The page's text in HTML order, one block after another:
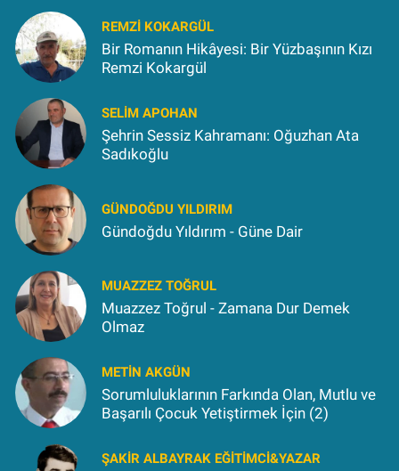
REMZI KOKARGÜL
Bir Romanın Hikâyesi: Bir Yüzbaşının Kızı
Remzi Kokargül
SELIM APOHAN
Şehrin Sessiz Kahramanı: Oğuzhan Ata
Sadıkoğlu
GÜNDOĞDU YILDIRIM
Gündoğdu Yıldırım - Güne Dair
MUAZZEZ TOĞRUL
Muazzez Toğrul - Zamana Dur Demek
Olmaz
METIN AKGÜN
Sorumluluklarının Farkında Olan, Mutlu ve
Başarılı Çocuk Yetiştirmek İçin (2)
ŞAKIR ALBAYRAK EĞITIMCI&YAZAR